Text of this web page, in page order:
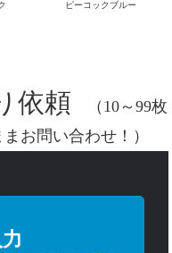
ピーコックブルー
依頼
（10～99枚
お問い合わせ！）